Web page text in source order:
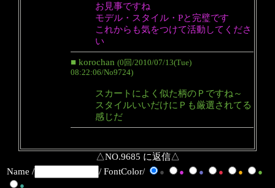
お見事ですね
モデル・スタイル・Pと完璧です
これからも気をつけて活動してくださ
い
■ korochan (0回/2010/07/13(Tue)
08:22:06/No9724)
スカートによく似た柄のＰですね～
スタイルいいだけにＰも厳選されてる
感じだ
△NO.9685 に返信△
Name /
/ FontColor/ ● ● ● ● ●
●
●